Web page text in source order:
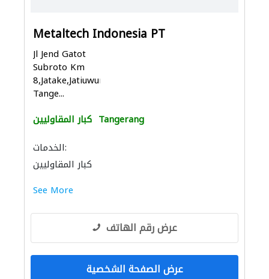
Metaltech Indonesia PT
Jl Jend Gatot
Subroto Km
8,Jatake,Jatiuwung,
Tange...
كبار المقاوليين Tangerang
الخدمات:
كبار المقاوليين
See More
عرض رقم الهاتف
عرض الصفحة الشخصية